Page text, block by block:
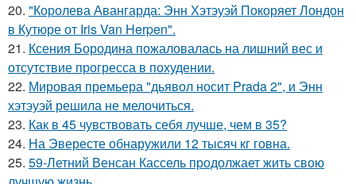
20. "Королева Авангарда: Энн Хэтэуэй Покоряет Лондон
в Кутюре от Iris Van Herpen".
21. Ксения Бородина пожаловалась на лишний вес и
отсутствие прогресса в похудении.
22. Мировая премьера "дьявол носит Prada 2", и Энн
хэтэуэй решила не мелочиться.
23. Как в 45 чувствовать себя лучше, чем в 35?
24. На Эвересте обнаружили 12 тысяч кг говна.
25. 59-Летний Венсан Кассель продолжает жить свою